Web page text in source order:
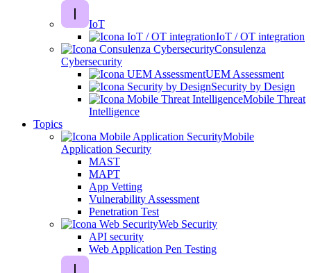
IoT
IoT / OT integration
Consulenza
Cybersecurity
UEM Assessment
Security by Design
Mobile Threat
Intelligence
Topics
Mobile
Application Security
MAST
MAPT
App Vetting
Vulnerability Assessment
Penetration Test
Web Security
API security
Web Application Pen Testing